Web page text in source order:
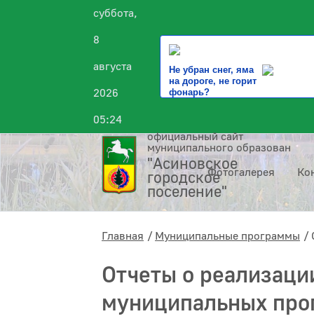
суббота,
8
августа
2026
05:24
Не убран снег, яма
на дороге, не горит
фонарь?
официальный сайт
муниципального образования
"Асиновское
городское
поселение"
Фотогалерея
Главная Муниципальные программы
Отчеты о
муниципальных